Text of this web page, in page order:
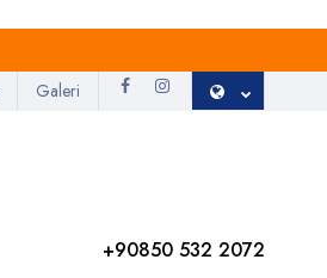
Galeri
+90850 532 2072